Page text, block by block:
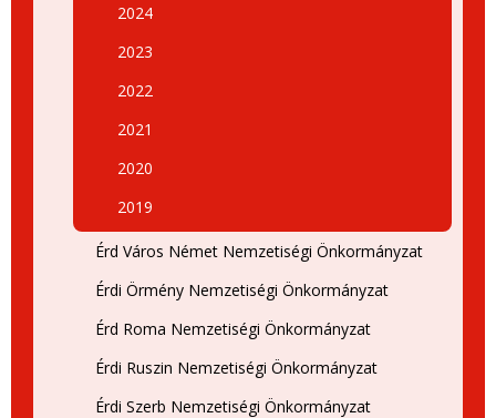
2024
2023
2022
2021
2020
2019
Érd Város Német Nemzetiségi Önkormányzat
Érdi Örmény Nemzetiségi Önkormányzat
Érd Roma Nemzetiségi Önkormányzat
Érdi Ruszin Nemzetiségi Önkormányzat
Érdi Szerb Nemzetiségi Önkormányzat